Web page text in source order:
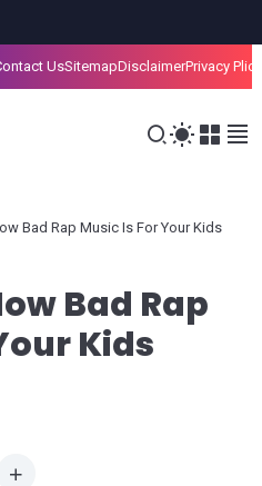
UsSitemapDisclaimerPrivacy Plice
Bad Rap Music Is For Your Kids
Bad Rap
Kids